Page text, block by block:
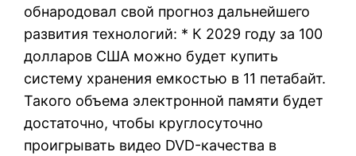
обнародовал свой прогноз дальнейшего
развития технологий: * К 2029 году за 100
долларов США можно будет купить
систему хранения емкостью в 11 петабайт.
Такого объема электронной памяти будет
достаточно, чтобы круглосуточно
проигрывать видео DVD-качества в